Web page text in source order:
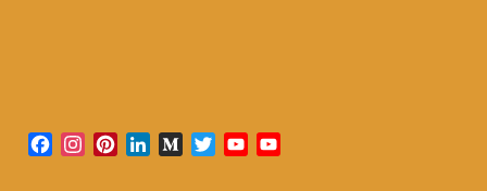
Facebook
Instagram
PinterestLinkedInMediumTwitterYouTube